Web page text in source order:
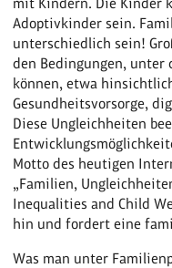
Adoptivkinder sein.
unterschiedlich sein!
den Bedingungen, unter
können, etwa
Gesundheitsvorsorge,
Diese Ungleichheiten
Motto des heutigen
„Familien,
Inequalities and Child
hin und fordert eine
Was man unter